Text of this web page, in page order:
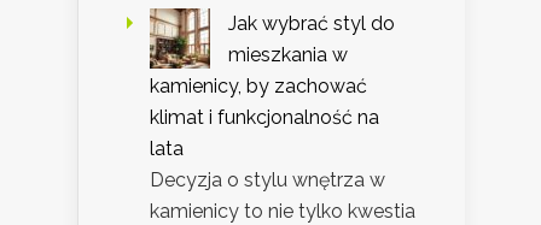
Jak wybrać styl do
mieszkania w
kamienicy, by zachować
klimat i funkcjonalność na
lata
Decyzja o stylu wnętrza w
kamienicy to nie tylko kwestia